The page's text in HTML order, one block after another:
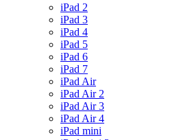
iPad 2
iPad 3
iPad 4
iPad 5
iPad 6
iPad 7
iPad Air
iPad Air 2
iPad Air 3
iPad Air 4
iPad mini